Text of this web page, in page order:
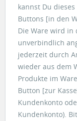
kannst Du
Buttons [in den
Die Ware wird in
unverbindlich
jederzeit durch
wieder aus dem
Produkte im
Button [zur
Kundenkonto
Kundenkonto).